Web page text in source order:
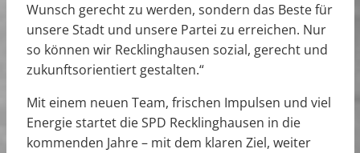
Wunsch gerecht zu werden, sondern das Beste für
unsere Stadt und unsere Partei zu erreichen. Nur
so können wir Recklinghausen sozial, gerecht und
zukunftsorientiert gestalten.“
Mit einem neuen Team, frischen Impulsen und viel
Energie startet die SPD Recklinghausen in die
kommenden Jahre – mit dem klaren Ziel, weiter